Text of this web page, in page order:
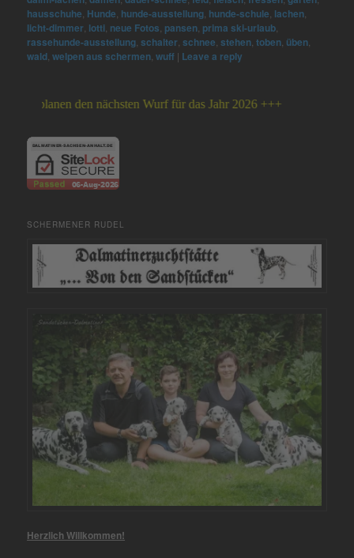
hausschuhe Hunde hunde-ausstellung hunde-schule lachen
licht-dimmer lotti neue Fotos pansen prima ski-urlaub
rassehunde-ausstellung ,schalter ,schnee ,stehen ,toben üben
wald ,welpen aus schermen ,wuff | Leave a reply
planen den nächsten Wurf für das Jahr 2026 +++
SCHERMENER RUDEL
Herzlich Willkommen!